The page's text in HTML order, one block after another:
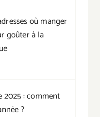
où manger
goûter à la
2025 : comment
?